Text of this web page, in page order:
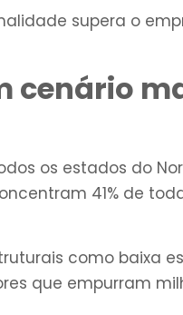
supera o
cenário
os estados do
41% de
como baixa
que empurram